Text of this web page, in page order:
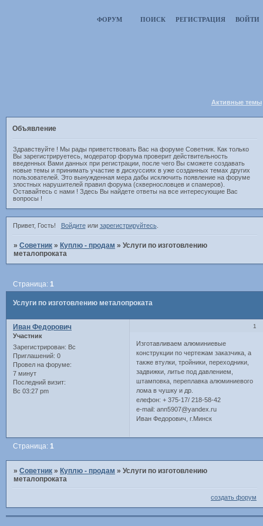
ФОРУМ ПОИСК РЕГИСТРАЦИЯ ВОЙТИ
Активные темы
Объявление
Здравствуйте ! Мы рады приветствовать Вас на форуме Советник. Как только
Вы зарегистрируетесь, модератор форума проверит действительность
введенных Вами данных при регистрации, после чего Вы сможете создавать
новые темы и принимать участие в дискуссиях в уже созданных темах других
пользователей. Это вынужденная мера дабы исключить появление на форуме
злостных нарушителей правил форума (сквернословцев и спамеров).
Оставайтесь с нами ! Здесь Вы найдете ответы на все интересующие Вас
вопросы !
Привет, Гость! Войдитеили зарегистрируйтесь.
»Советник » Куплю - продам »Услуги по изготовлению
металопроката
Услуги по изготовлению металопроката
Страница: 1
1
Иван Федорович
Участник
Зарегистрирован: Вс
Приглашений: 0
Провел на форуме:
7 минут
Последний визит:
Вс 03:27 pm
Изготавливаем алюминиевые
конструкции по чертежам заказчика, а
также втулки, тройники, переходники,
задвижки, литье под давлением,
штамповка, переплавка алюминиевого
лома в чушку и др.
елефон: + 375-17/ 218-58-42
e-mail: ann5907@yandex.ru
Иван Федорович, г.Минск
Страница:1
»Советник »Куплю - продам »Услуги по изготовлению
металопроката
создать форум